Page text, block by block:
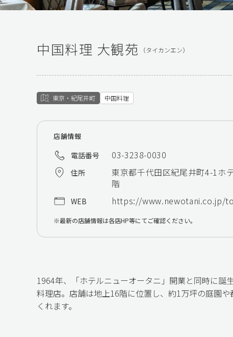
中国料理 大観苑 （タイカンエン）
東京・紀尾井町 中国料理
店舗情報
電話番号 03-3238-0030
住所
東京都千代田区紀尾井町4-1ホ
階
WEB https://www.newotani.co.jp/
最新の店舗情報は各店HP等にてご確認ください。
1964年、「ホテルニューオータニ」開業と同時に
料理店。店舗は地上16階に位置し、約1万坪の庭園
くれます。